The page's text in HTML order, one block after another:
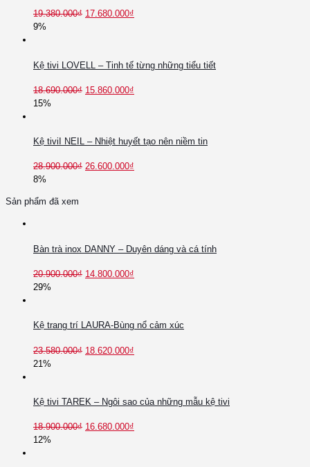
19.380.000₫ 17.680.000₫
9%
Kệ tivi LOVELL – Tinh tế từng những tiểu tiết
18.690.000₫ 15.860.000₫
15%
Kệ tiviI NEIL – Nhiệt huyết tạo nên niềm tin
28.900.000₫ 26.600.000₫
8%
Sản phẩm đã xem
Bàn trà inox DANNY – Duyên dáng và cá tính
20.900.000₫ 14.800.000₫
29%
Kệ trang trí LAURA-Bùng nổ cảm xúc
23.580.000₫ 18.620.000₫
21%
Kệ tivi TAREK – Ngôi sao của những mẫu kệ tivi
18.900.000₫ 16.680.000₫
12%